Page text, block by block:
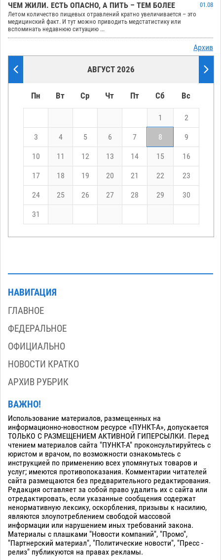
ЧЕМ ЖИЛИ. ЕСТЬ ОПАСНО, А ПИТЬ – ТЕМ БОЛЕЕ
01.08
Летом количество пищевых отравлений кратно увеличивается – это
медицинский факт. И тут можно приводить медстатистику или
вспоминать недавнюю ситуацию ...
Архив
АВГУСТ 2026
Пн Вт Ср Чт Пт Сб Вс
1 2
3 4 5 6 7 8 9
10 11 12 13 14 15 16
17 18 19 20 21 22 23
24 25 26 27 28 29 30
31
НАВИГАЦИЯ
ГЛАВНОЕ
ФЕДЕРАЛЬНОЕ
ОФИЦИАЛЬНО
НОВОСТИ КРАТКО
АРХИВ РУБРИК
ВАЖНО!
Использование материалов, размещенных на
информационно-новостном ресурсе «ПУНКТ-А», допускается
ТОЛЬКО С РАЗМЕЩЕНИЕМ АКТИВНОЙ ГИПЕРСЫЛКИ. Перед
чтением материалов сайта "ПУНКТ-А" проконсультируйтесь с
юристом и врачом, по возможности ознакомьтесь с
инструкцией по применению всех упомянутых товаров и
услуг; имеются противопоказания. Комментарии читателей
сайта размещаются без предварительного редактирования.
Редакция оставляет за собой право удалить их с сайта или
отредактировать, если указанные сообщения содержат
ненормативную лексику, оскорбления, призывы к насилию,
являются злоупотреблением свободой массовой
информации или нарушением иных требований закона.
Материалы с плашками "Новости компаний", "Промо",
"Партнерский материал", "Политические новости", "Пресс -
релиз" публикуются на правах рекламы.